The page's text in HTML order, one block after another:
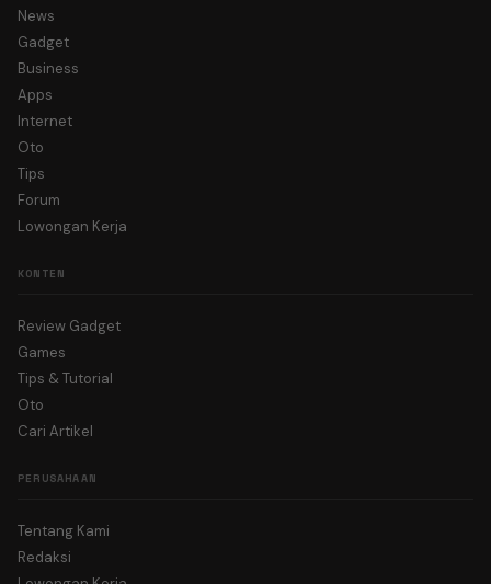
News
Gadget
Business
Apps
Internet
Oto
Tips
Forum
Lowongan Kerja
KONTEN
Review Gadget
Games
Tips & Tutorial
Oto
Cari Artikel
PERUSAHAAN
Tentang Kami
Redaksi